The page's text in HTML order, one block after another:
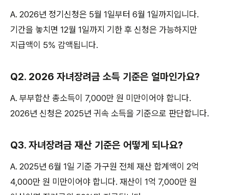
A. 2026년 정기신청은 5월 1일부터 6월 1일까지입니다.
기간을 놓치면 12월 1일까지 기한 후 신청은 가능하지만
지급액이 5% 감액됩니다.
Q2. 2026 자녀장려금 소득 기준은 얼마인가요?
A. 부부합산 총소득이 7,000만 원 미만이어야 합니다.
2026년 신청은 2025년 귀속 소득을 기준으로 판단합니다.
Q3. 자녀장려금 재산 기준은 어떻게 되나요?
A. 2025년 6월 1일 기준 가구원 전체 재산 합계액이 2억
4,000만 원 미만이어야 합니다. 재산이 1억 7,000만 원